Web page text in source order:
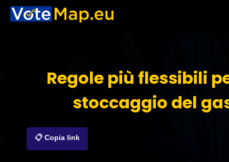
Regole più flessibili
stoccaggio del
📋 Copia link